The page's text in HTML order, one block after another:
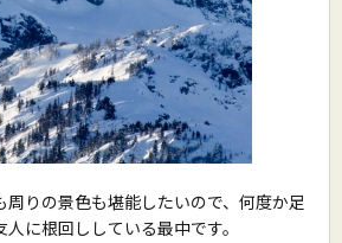
周りの景色も堪能したいので、何度か足
に根回ししている最中です。